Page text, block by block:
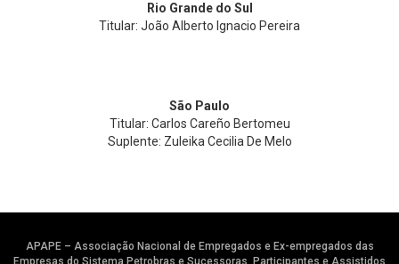
Rio Grande do Sul
Titular: João Alberto Ignacio Pereira
São Paulo
Titular: Carlos Careño Bertomeu
Suplente: Zuleika Cecilia De Melo
APAPE – Associação Nacional de Empregados e Ex-empregados das
Empresas do Sistema Petrobras e Sucessoras, Participantes e Assistidos